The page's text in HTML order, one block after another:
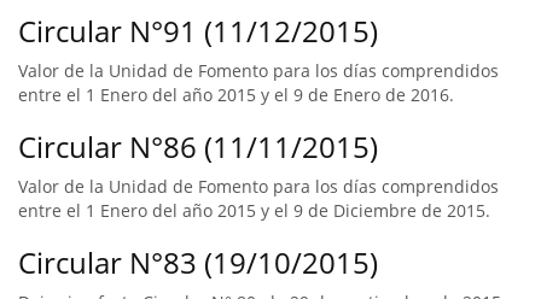
Circular N°91 (11/12/2015)
Valor de la Unidad de Fomento para los días comprendidos
entre el 1 Enero del año 2015 y el 9 de Enero de 2016.
Circular N°86 (11/11/2015)
Valor de la Unidad de Fomento para los días comprendidos
entre el 1 Enero del año 2015 y el 9 de Diciembre de 2015.
Circular N°83 (19/10/2015)